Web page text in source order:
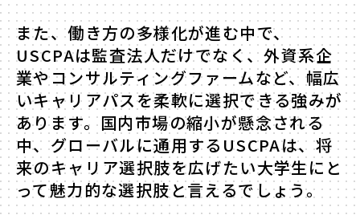
また、働き方の多様化が進む中で、
USCPAは監査法人だけでなく、外資系企
業やコンサルティングファームなど、幅広
いキャリアパスを柔軟に選択できる強みが
あります。国内市場の縮小が懸念される
中、グローバルに通用するUSCPAは、将
来のキャリア選択肢を広げたい大学生にと
って魅力的な選択肢と言えるでしょう。